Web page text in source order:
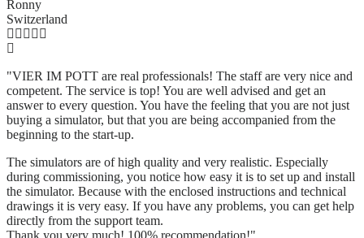
Ronny
Switzerland
"VIER IM POTT are real professionals! The staff are very nice and
competent. The service is top! You are well advised and get an
answer to every question. You have the feeling that you are not just
buying a simulator, but that you are being accompanied from the
beginning to the start-up.
The simulators are of high quality and very realistic. Especially
during commissioning, you notice how easy it is to set up and install
the simulator. Because with the enclosed instructions and technical
drawings it is very easy. If you have any problems, you can get help
directly from the support team.
Thank you very much! 100% recommendation!"